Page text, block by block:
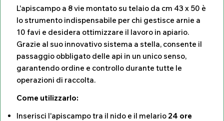
L'apiscampo a 8 vie montato su telaio da cm 43 x 50 è
lo strumento indispensabile per chi gestisce arnie a
10 favi e desidera ottimizzare il lavoro in apiario.
Grazie al suo innovativo sistema a stella, consente il
passaggio obbligato delle api in un unico senso,
garantendo ordine e controllo durante tutte le
operazioni di raccolta.
Come utilizzarlo:
Inserisci l'apiscampo tra il nido e il melario 24 ore